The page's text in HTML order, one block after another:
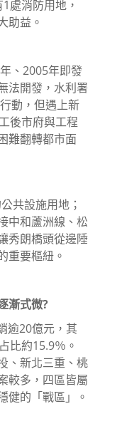
處消防用地，
助益。
、2005年即發
法開發，水利署
動，但遇上新
後市府與工程
難翻轉都市面
共設施用地；
中和蘆洲線、松
秀朗橋頭從邊陲
重要樞紐。
漸式微?
逾20億元，其
比約15.9％。
、新北三重、桃
較多，四區皆屬
健的「戰區」。